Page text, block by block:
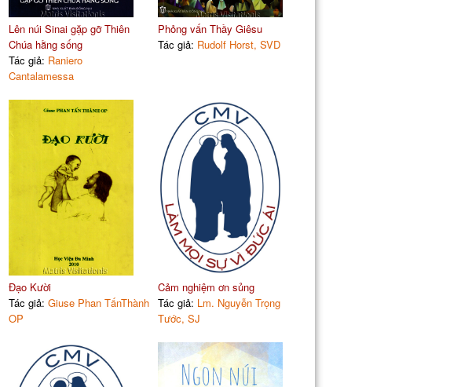
Lên núi Sinai gặp gỡ Thiên
Chúa hằng sống
Tác giả: Raniero
Cantalamessa
Phỏng vấn Thầy Giêsu
Tác giả: Rudolf Horst, SVD
Đạo Kười
Tác giả: Giuse Phan TấnThành
OP
Cảm nghiệm ơn sủng
Tác giả: Lm. Nguyễn Trọng
Tước, SJ